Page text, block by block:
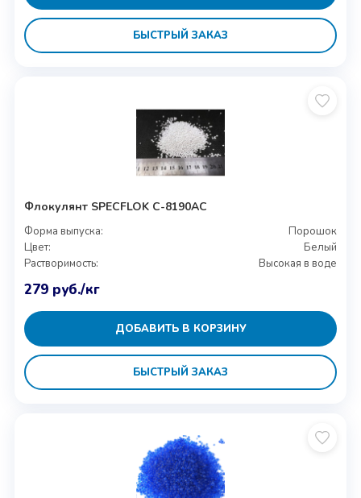
БЫСТРЫЙ ЗАКАЗ
Флокулянт SPECFLOK C-8190AC
Форма выпуска:
Порошок
Цвет:
Белый
Растворимость:
Высокая в воде
279 руб./кг
ДОБАВИТЬ В КОРЗИНУ
БЫСТРЫЙ ЗАКАЗ